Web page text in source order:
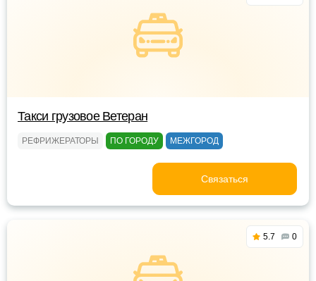
Такси грузовое Ветеран
РЕФРИЖЕРАТОРЫ ПО ГОРОДУ МЕЖГОРОД
Связаться
5.7 0